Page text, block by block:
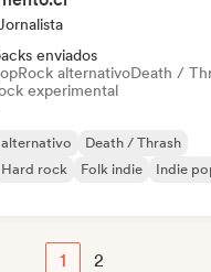
enviados
Rock alternativoDeath /
experimental
alternativo
Death / Thrash
Hard rock Folk indie
Indie
1 2